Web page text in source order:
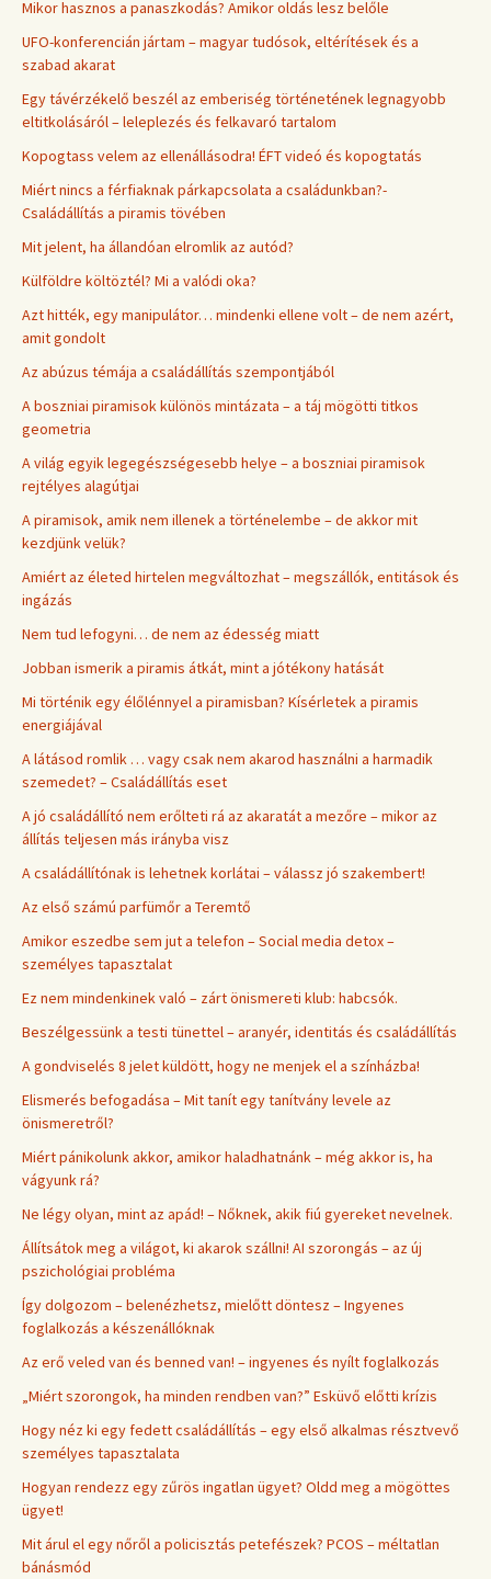
Mikor hasznos a panaszkodás? Amikor oldás lesz belőle
UFO-konferencián jártam – magyar tudósok, eltérítések és a
szabad akarat
Egy távérzékelő beszél az emberiség történetének legnagyobb
eltitkolásáról – leleplezés és felkavaró tartalom
Kopogtass velem az ellenállásodra! ÉFT videó és kopogtatás
Miért nincs a férfiaknak párkapcsolata a családunkban?-
Családállítás a piramis tövében
Mit jelent, ha állandóan elromlik az autód?
Külföldre költöztél? Mi a valódi oka?
Azt hitték, egy manipulátor… mindenki ellene volt – de nem azért,
amit gondolt
Az abúzus témája a családállítás szempontjából
A boszniai piramisok különös mintázata – a táj mögötti titkos
geometria
A világ egyik legegészségesebb helye – a boszniai piramisok
rejtélyes alagútjai
A piramisok, amik nem illenek a történelembe – de akkor mit
kezdjünk velük?
Amiért az életed hirtelen megváltozhat – megszállók, entitások és
ingázás
Nem tud lefogyni… de nem az édesség miatt
Jobban ismerik a piramis átkát, mint a jótékony hatását
Mi történik egy élőlénnyel a piramisban? Kísérletek a piramis
energiájával
A látásod romlik … vagy csak nem akarod használni a harmadik
szemedet? – Családállítás eset
A jó családállító nem erőlteti rá az akaratát a mezőre – mikor az
állítás teljesen más irányba visz
A családállítónak is lehetnek korlátai – válassz jó szakembert!
Az első számú parfümőr a Teremtő
Amikor eszedbe sem jut a telefon – Social media detox –
személyes tapasztalat
Ez nem mindenkinek való – zárt önismereti klub: habcsók.
Beszélgessünk a testi tünettel – aranyér, identitás és családállítás
A gondviselés 8 jelet küldött, hogy ne menjek el a színházba!
Elismerés befogadása – Mit tanít egy tanítvány levele az
önismeretről?
Miért pánikolunk akkor, amikor haladhatnánk – még akkor is, ha
vágyunk rá?
Ne légy olyan, mint az apád! – Nőknek, akik fiú gyereket nevelnek.
Állítsátok meg a világot, ki akarok szállni! AI szorongás – az új
pszichológiai probléma
Így dolgozom – belenézhetsz, mielőtt döntesz – Ingyenes
foglalkozás a készenállóknak
Az erő veled van és benned van! – ingyenes és nyílt foglalkozás
„Miért szorongok, ha minden rendben van?” Esküvő előtti krízis
Hogy néz ki egy fedett családállítás – egy első alkalmas résztvevő
személyes tapasztalata
Hogyan rendezz egy zűrös ingatlan ügyet? Oldd meg a mögöttes
ügyet!
Mit árul el egy nőről a policisztás petefészek? PCOS – méltatlan
bánásmód